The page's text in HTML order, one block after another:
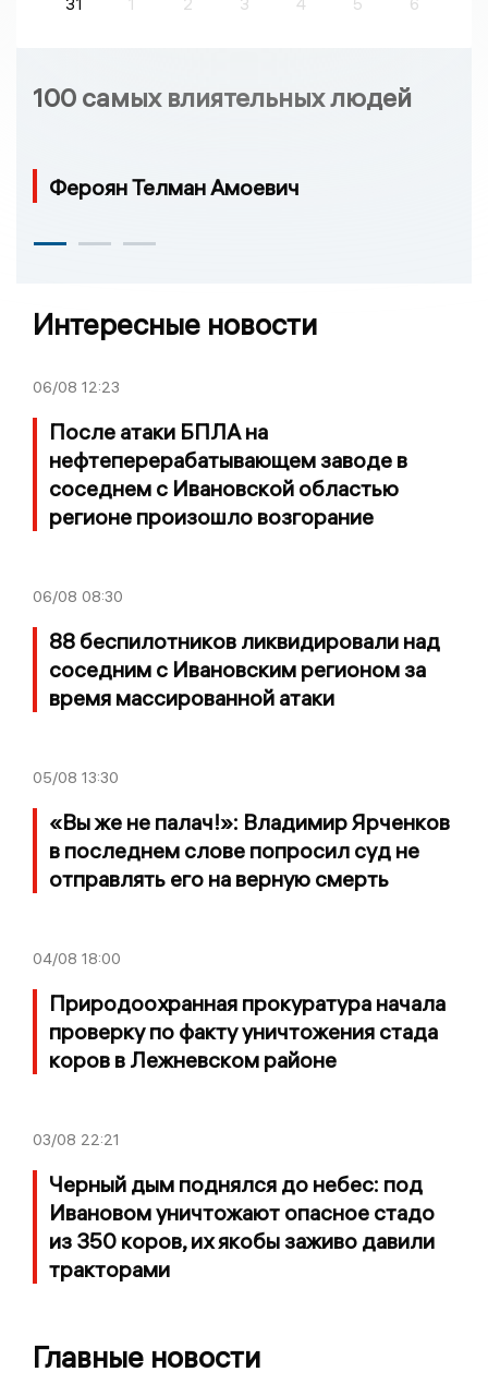
100 самых влиятельных людей
Фероян Телман Амоевич
Интересные новости
06/08 12:23
После атаки БПЛА на
нефтеперерабатывающем заводе в
соседнем с Ивановской областью
регионе произошло возгорание
06/08 08:30
88 беспилотников ликвидировали над
соседним с Ивановским регионом за
время массированной атаки
05/08 13:30
«Вы же не палач!»: Владимир Ярченков
в последнем слове попросил суд не
отправлять его на верную смерть
04/08 18:00
Природоохранная прокуратура начала
проверку по факту уничтожения стада
коров в Лежневском районе
03/08 22:21
Черный дым поднялся до небес: под
Ивановом уничтожают опасное стадо
из 350 коров, их якобы заживо давили
тракторами
Главные новости